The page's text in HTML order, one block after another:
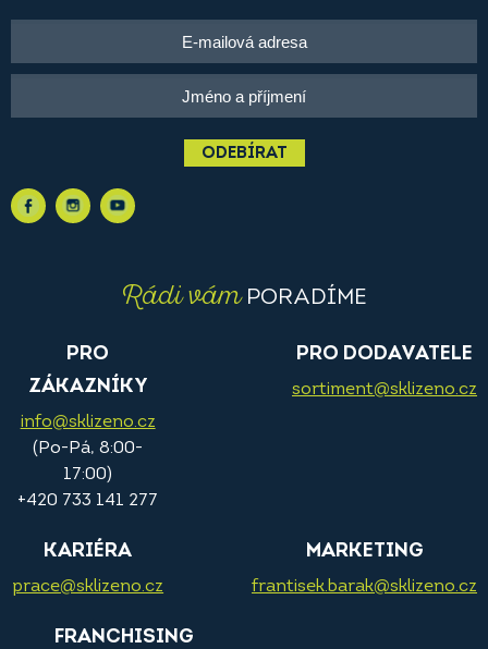
ODEBÍRAT
Rádi vámPORADÍME
PRO
ZÁKAZNÍKY
info@sklizeno.cz
(Po-Pá, 8:00-
17:00)
+420 733 141 277
PRO DODAVATELE
sortiment@sklizeno.cz
KARIÉRA
prace@sklizeno.cz
MARKETING
frantisek.barak@sklizeno.cz
FRANCHISING